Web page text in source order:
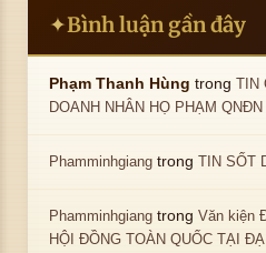
✦Bình luận gần đây
Phạm Thanh Hùng trongTIN
DOANH NHÂN HỌ PHẠM QNĐN
Phamminhgiang trongTIN SỐT
Phamminhgiang trongVăn kiện
HỘI ĐỒNG TOÀN QUỐC TẠI